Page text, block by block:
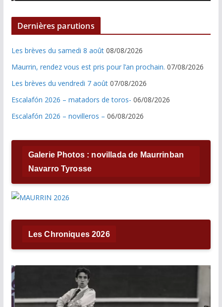
Dernières parutions
Les brèves du samedi 8 août 08/08/2026
Maurrin, rendez vous est pris pour l’an prochain. 07/08/2026
Les brèves du vendredi 7 août 07/08/2026
Escalafón 2026 – matadors de toros- 06/08/2026
Escalafón 2026 – novilleros – 06/08/2026
Galerie Photos : novillada de Maurrinban
Navarro Tyrosse
Les Chroniques 2026